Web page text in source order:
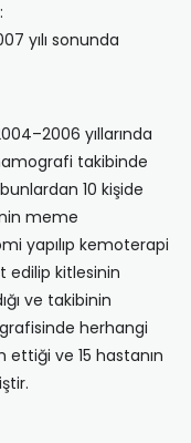
yılı sonunda
yıllarında
takibinde
10 kişide
meme
yapılıp kemoterapi
edilip kitlesinin
ve takibinin
herhangi
ettiği ve 15 hastanın